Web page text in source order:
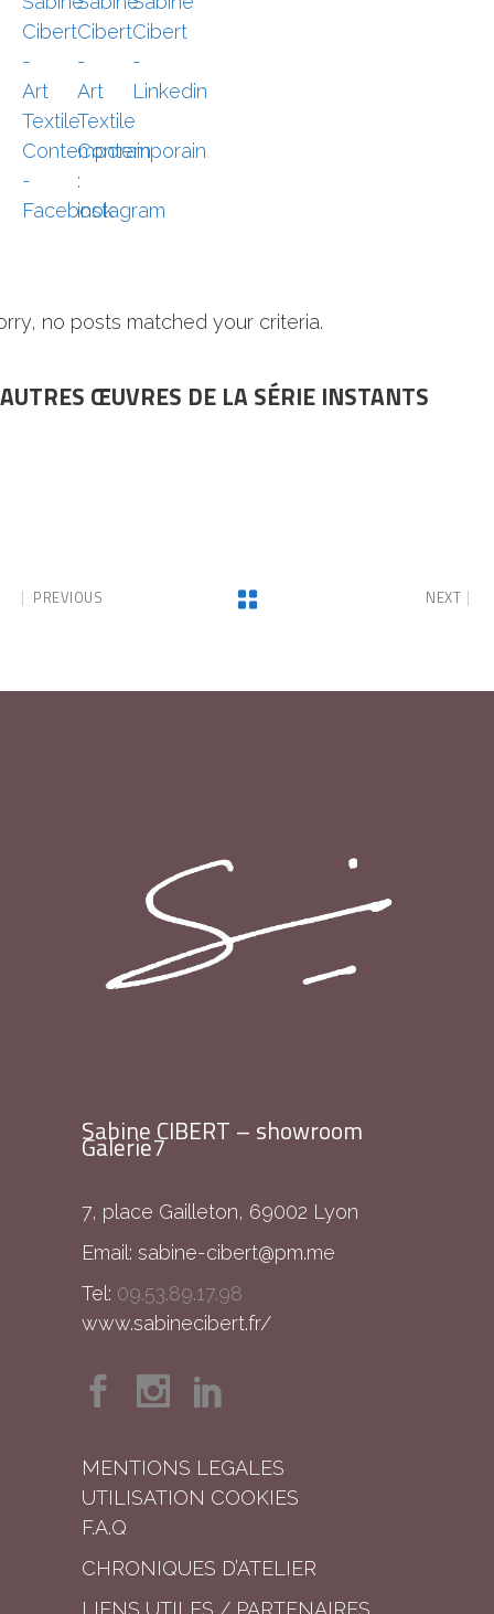
no posts matched your criteria.
AUTRES ŒUVRES DE LA SÉRIE INSTANTS
PREVIOUS NEXT
Sabine CIBERT – showroom
Galerie7
7, place Gailleton, 69002 Lyon
Email: sabine-cibert@pm.me
Tel: 09.53.89.17.98
www.sabinecibert.fr/
MENTIONS LEGALES
UTILISATION COOKIES
F.A.Q
CHRONIQUES D’ATELIER